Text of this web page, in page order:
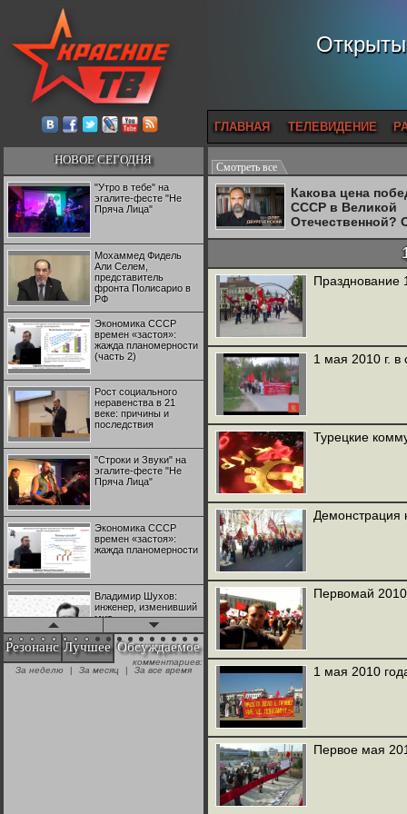
ГЛАВНАЯ ТЕЛЕВИДЕНИЕ
НОВОЕ СЕГОДНЯ
"Утро в тебе" на
эгалите-фесте "Не
Пряча Лица"
Мохаммед Фидель
Али Селем,
представитель
фронта Полисарио в
РФ
Экономика СССР
времен «застоя»:
жажда планомерности
(часть 2)
Рост социального
неравенства в 21
веке: причины и
последствия
"Строки и Звуки" на
эгалите-фесте "Не
Пряча Лица"
Экономика СССР
времен «застоя»:
жажда планомерности
Владимир Шухов:
инженер, изменивший
мир
"Аркадий Коц" на
эгалите-фесте "Не
Резонанс Лучшее Обсуждаемое
комментариев:
За неделю
| За месяц | За все время
Смотреть все
Какова цена
СССР в Великой
Отечественной?
Двуреченский о
Празднование
1 мая 2010 г. в
Турецкие
Демонстрация
Первомай
1 мая 2010
Первое мая